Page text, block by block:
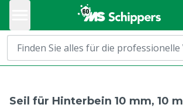
Seil für Hinterbein 10 mm, 10 m